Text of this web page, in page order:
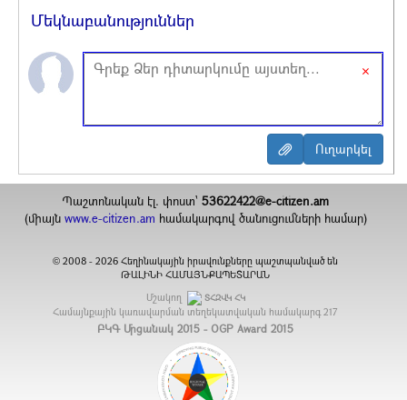
Մեկնաբանություններ
×
Պաշտոնական էլ. փոստ`53622422@e-citizen.am
(միայն www.e-citizen.am համակարգով ծանուցումների համար)
© 2008 -2026 Հեղինակային իրավունքները պաշտպանված են
ԹԱԼԻՆԻ ՀԱՄԱՅՆՔԱՊԵՏԱՐԱՆ
Մշակող
ՏՀԶՎԿ ՀԿ
Համայնքային կառավարման տեղեկատվական համակարգ 217
ԲԿԳ Մրցանակ 2015 - OGP Award 2015